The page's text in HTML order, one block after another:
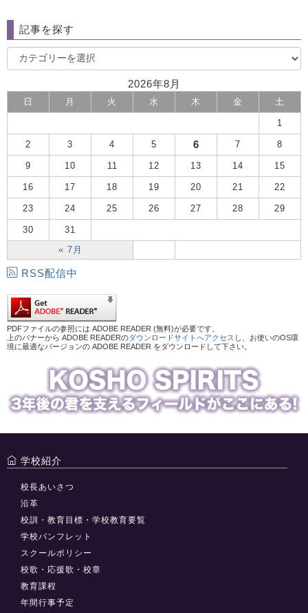
記事を探す
2026年8月
日 月 火 水 木 金 土
« 7月
1
2 3 4 5 6 7 8
9 10 11 12 13 14 15
16 17 18 19 20 21 22
23 24 25 26 27 28 29
30 31
RSS配信中
PDFファイルの参照には ADOBE READER (無料)が必要です。
上のバナーから ADOBE READERのダウンロードサイトへアクセス し、お使いのOS環
境に最適なバージョンの ADOBE READER をダウンロードして下さい。
学校紹介
校長あいさつ
沿革
校訓・教育目標・学校教育要覧
学校パンフレット
スクールポリシー
校歌・応援歌・校章
教育課程
年間行事予定